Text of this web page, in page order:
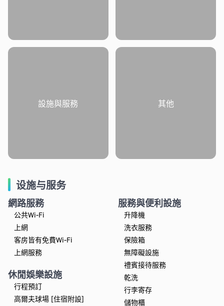
設施與服務 其他
设施与服务
網路服務
公共Wi-Fi
上網
客房皆有免費Wi-Fi
上網服務
休閒娛樂設施
行程預訂
高爾夫球場 [住宿附設]
服務與便利設施
升降機
洗衣服務
保險箱
無障礙設施
禮賓接待服務
乾洗
行李寄存
儲物櫃